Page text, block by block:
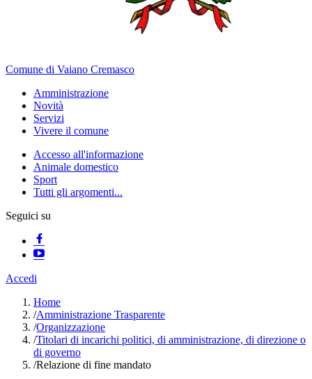
Comune di Vaiano Cremasco
Amministrazione
Novità
Servizi
Vivere il comune
Accesso all'informazione
Animale domestico
Sport
Tutti gli argomenti...
Seguici su
Accedi
Home
/Amministrazione Trasparente
/Organizzazione
/Titolari di incarichi politici, di amministrazione, di direzione o
di governo
/Relazione di fine mandato